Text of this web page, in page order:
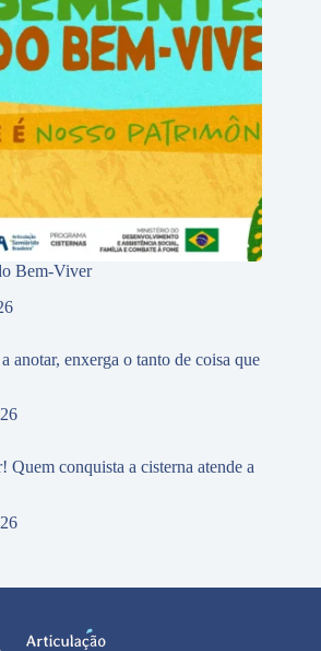
Bem-Viver
anotar, enxerga o tanto de coisa que
Quem conquista a cisterna atende a